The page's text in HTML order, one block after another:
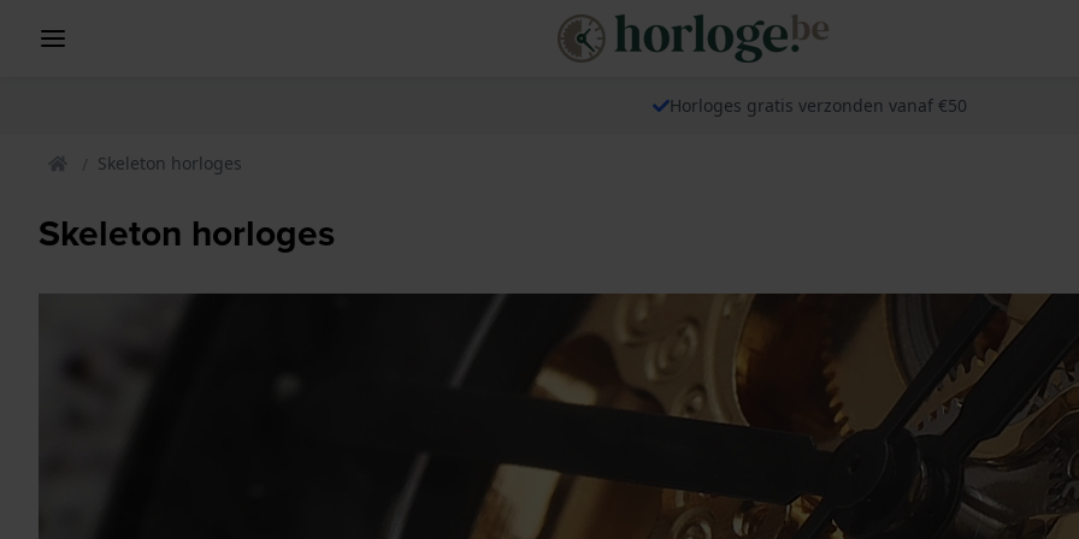
Horloges gratis verzonden vanaf €50
Skeleton horloges
Skeleton horloges